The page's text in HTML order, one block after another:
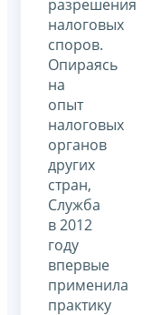
разрешения
налоговых
споров.
Опираясь
на
опыт
налоговых
органов
других
стран,
Служба
в 2012
году
впервые
применила
практику